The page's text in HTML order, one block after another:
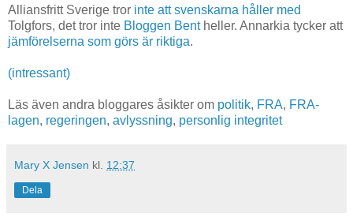
Alliansfritt Sverige tror inte att svenskarna håller med
Tolgfors, det tror inte Bloggen Bent heller. Annarkia tycker att
jämförelserna som görs är riktiga.
(intressant)
Läs även andra bloggares åsikter om politik, FRA, FRA-
lagen, regeringen, avlyssning, personlig integritet
Mary X Jensen kl. 12:37
Dela